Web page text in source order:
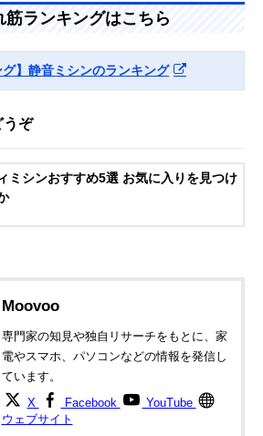
プラス
入れも簡単
筋ランキングはこちら
グ】静音ミシンのランキング
うぞ
ミシンおすすめ5選 お気に入りを見つけ
Moovoo
専門家の知見や独自リサーチをもとに、家
電やスマホ、パソコンなどの情報を発信し
ています。
X Facebook
YouTube
ウェブサイト